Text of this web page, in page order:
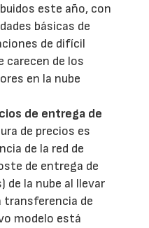
este año, con
básicas de
de difícil
carecen de los
en la nube
de entrega de
de precios es
de la red de
de entrega de
de la nube al llevar
transferencia de
modelo está